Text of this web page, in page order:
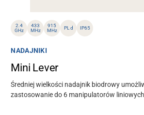
2.4
GHz
433
MHz
915
MHz
PL d IP65
NADAJNIKI
Mini Lever
Średniej wielkości nadajnik biodrowy
zastosowanie do 6 manipulatorów liniowych